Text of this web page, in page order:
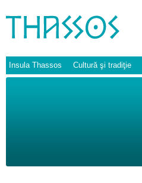
Insula Thassos Cultură şi tradiţie